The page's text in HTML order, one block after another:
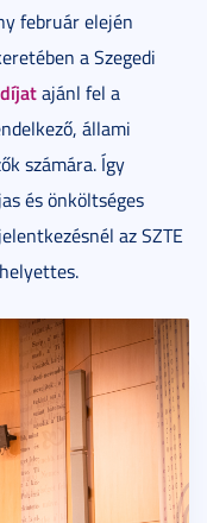
február elején
a Szegedi
ajánl fel a
állami
számára. Így
és önköltséges
az SZTE